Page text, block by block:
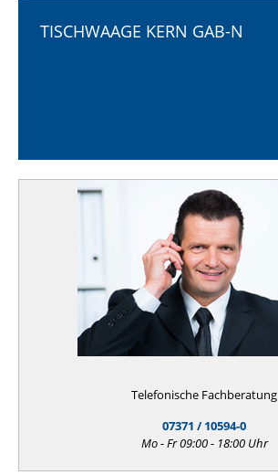
TISCHWAAGE KERN GAB-N
Telefonische Fachberatung
07371 / 10594-0
Mo - Fr 09:00 - 18:00 Uhr